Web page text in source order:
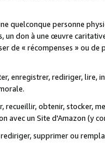
quelconque personne
un don à une œuvre
de « récompenses » ou
enregistrer, rediriger,
recueillir, obtenir, stocker,
avec un Site d'Amazon (y
rediriger, supprimer ou